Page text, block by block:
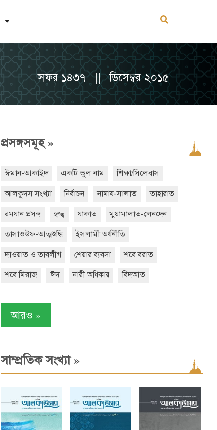
সফর ১৪৩৭ || ডিসেম্বর ২০১৫
প্রসঙ্গসমূহ»
ঈমান-আকাইদ একটি ভুল নাম শিক্ষা/সিলেবাস
আলকুদস সংখ্যা নির্বাচন নামায-সালাত তাহারাত
রমযান প্রসঙ্গ হজ্জ্ব যাকাত মুয়ামালাত-লেনদেন
তাসাওউফ-আত্মশুদ্ধি ইসলামী অর্থনীতি
দাওয়াত ও তাবলীগ শেয়ার ব্যবসা শবে বরাত
শবে মিরাজ ঈদ নারী অধিকার বিদআত
আরও »
সাম্প্রতিক সংখ্যা»